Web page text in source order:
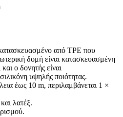
από TPE που
δομή είναι κατασκευασμένη
ο δονητής είναι
υψηλής ποιότητας.
έως 10 m, περιλαμβάνεται 1 ×
λατέξ.